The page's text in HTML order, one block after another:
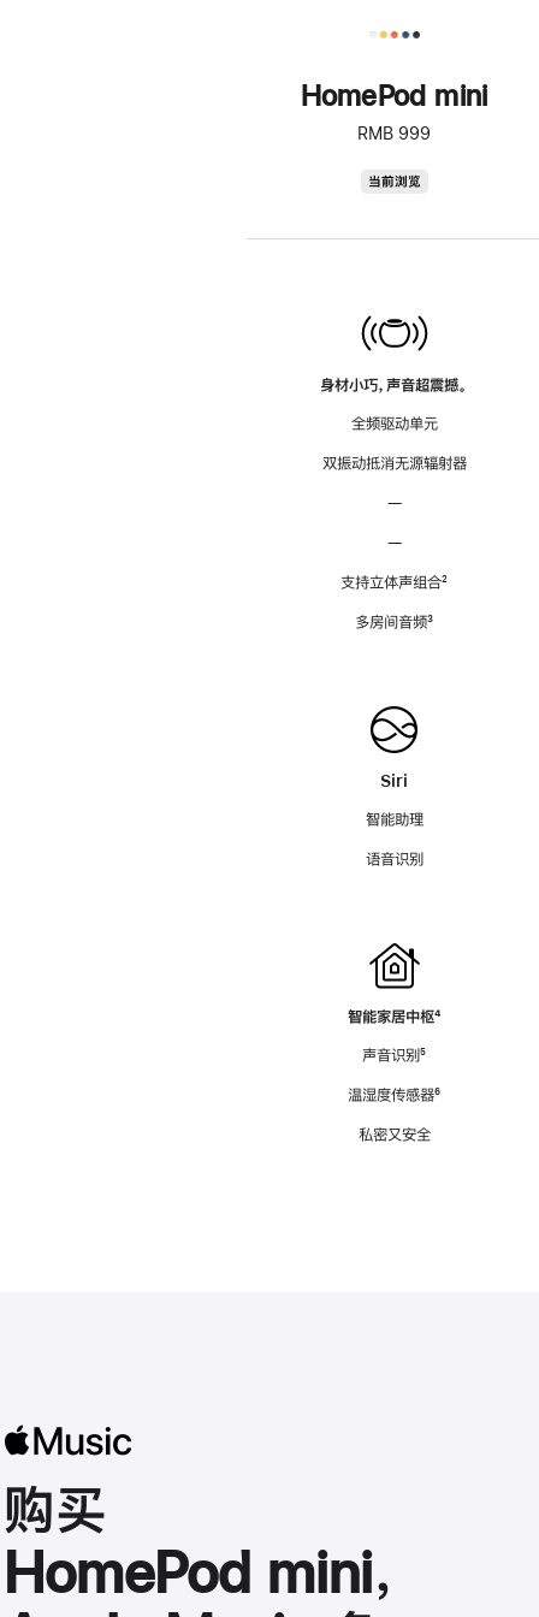
HomePod mini
RMB 999
当前浏览
身材小巧，声音超震撼。
全频驱动单元
双振动抵消无源辐射器
—
—
支持立体声组合脚
²
多房间音频脚
³
Siri
智能助理
语音识别
智能家居中枢脚
⁴
声音识别脚
⁵
温湿度传感器脚
⁶
私密又安全
购买
HomePod mini，